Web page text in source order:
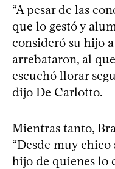
“A pesar de las
que lo gestó y
consideró su hijo
arrebataron, al
escuchó llorar
dijo De Carlotto.
Mientras tanto,
“Desde muy chico
hijo de quienes lo